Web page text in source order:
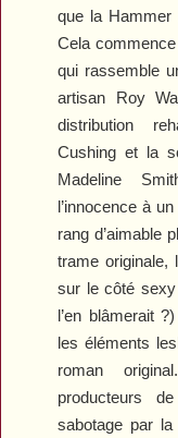
que la Hammer
Cela
qui rassemble
artisan Roy
distribution
Cushing et la
Madeline
l’innocence à
rang d’aimable
trame originale,
sur le côté
l’en blâmerait
les éléments
roman
producteurs
sabotage par